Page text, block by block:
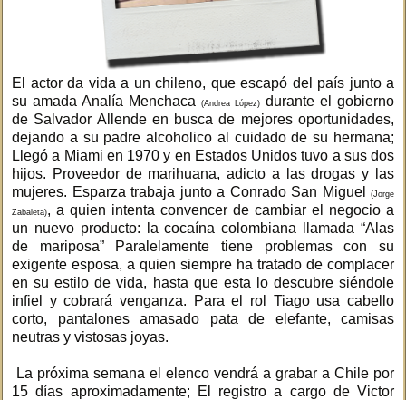
El actor da vida a un chileno, que escapó del país junto a
su amada Analía Menchaca
(Andrea López) durante el gobierno
de Salvador Allende en busca de mejores oportunidades,
dejando a su padre alcoholico al cuidado de su hermana;
Llegó a Miami en 1970 y en Estados Unidos tuvo a sus dos
hijos. Proveedor de marihuana, adicto a las drogas y las
mujeres. Esparza trabaja junto a Conrado San Miguel
(Jorge
Zabaleta), a quien intenta convencer de cambiar el negocio a
un nuevo producto: la cocaína colombiana llamada “Alas
de mariposa” Paralelamente tiene problemas con su
exigente esposa, a quien siempre ha tratado de complacer
en su estilo de vida, hasta que esta lo descubre siéndole
infiel y cobrará venganza. Para el rol Tiago usa cabello
corto, pantalones amasado pata de elefante, camisas
neutras y vistosas joyas.
La próxima semana el elenco vendrá a grabar a Chile por
15 días aproximadamente; El registro a cargo de Victor